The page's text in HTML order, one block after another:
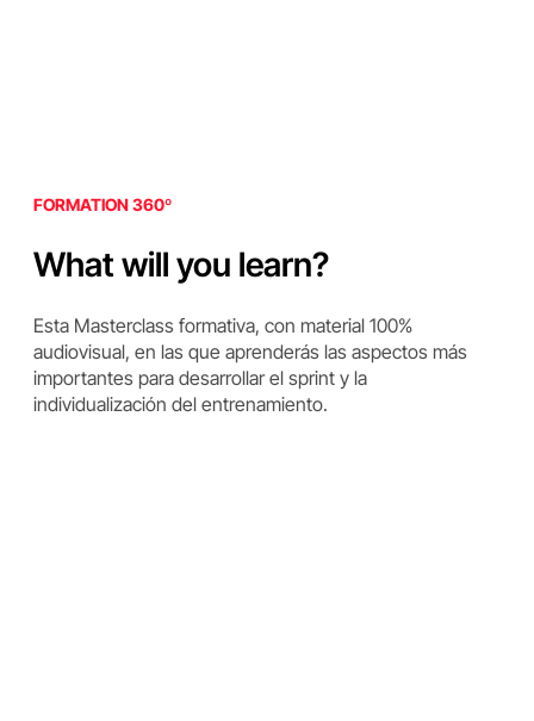
FORMATION 360º
What will you learn?
Esta Masterclass formativa, con material 100%
audiovisual, en las que aprenderás las aspectos más
importantes para desarrollar el sprint y la
individualización del entrenamiento.